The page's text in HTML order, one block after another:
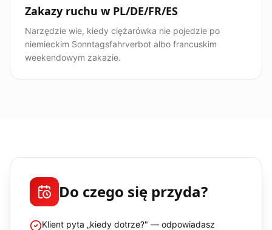
Zakazy ruchu w PL/DE/FR/ES
Narzędzie wie, kiedy ciężarówka nie pojedzie po
niemieckim Sonntagsfahrverbot albo francuskim
weekendowym zakazie.
Do czego się przyda?
Klient pyta „kiedy dotrze?" — odpowiadasz